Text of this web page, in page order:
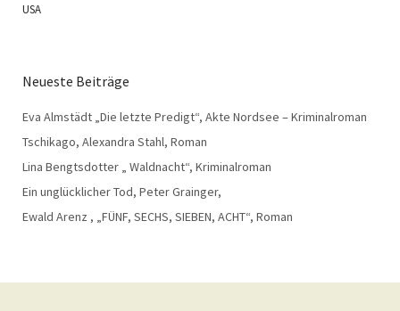
USA
Neueste Beiträge
Eva Almstädt „Die letzte Predigt“, Akte Nordsee – Kriminalroman
Tschikago, Alexandra Stahl, Roman
Lina Bengtsdotter „ Waldnacht“, Kriminalroman
Ein unglücklicher Tod, Peter Grainger,
Ewald Arenz , „FÜNF, SECHS, SIEBEN, ACHT“, Roman